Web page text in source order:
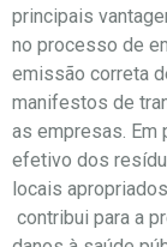
principais
no processo de
emissão correta
manifestos de
as empresas. Em
efetivo dos
locais
contribui para a